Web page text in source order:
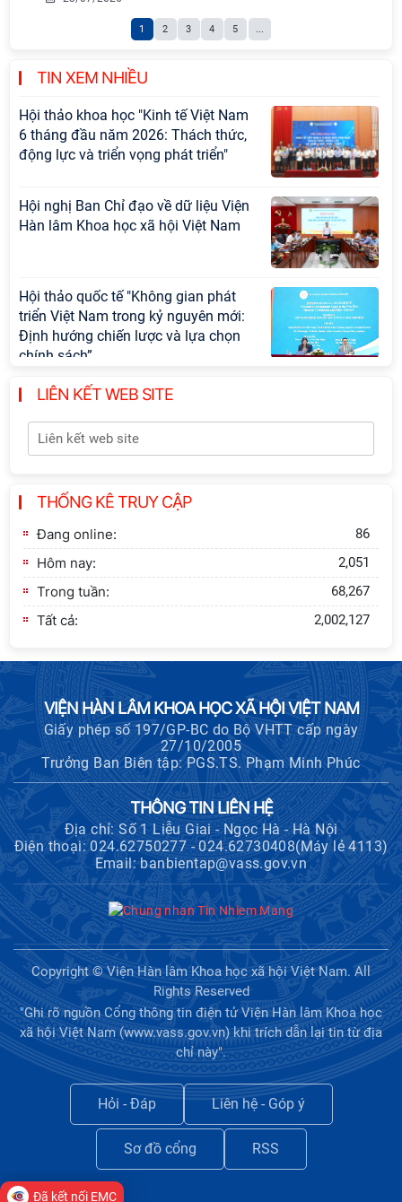
1 2 3 4 5 ...
TIN XEM NHIỀU
Khoa học xã hội Việt Nam làm việc
với Ban Chủ nhiệm các Chương trình
cấp Bộ
Hội thảo khoa học "Kinh tế Việt Nam
6 tháng đầu năm 2026: Thách thức,
động lực và triển vọng phát triển"
Hội nghị Ban Chỉ đạo về dữ liệu Viện
Hàn lâm Khoa học xã hội Việt Nam
Hội thảo quốc tế "Không gian phát
triển Việt Nam trong kỷ nguyên mới:
Định hướng chiến lược và lựa chọn
chính sách”
Khai quật công trường khai thác đá
Tôn
sinh đào tạo trình độ tiến sĩ đợt 1
LIÊN KẾT WEB SITE
THỐNG KÊ TRUY CẬP
Đang online: 86
Hôm nay: 2,051
Trong tuần: 68,267
Tất cả: 2,002,127
VIỆN HÀN LÂM KHOA HỌC XÃ HỘI VIỆT NAM
Giấy phép số 197/GP-BC do Bộ VHTT cấp ngày
27/10/2005
Trưởng Ban Biên tập: PGS.TS. Phạm Minh Phúc
THÔNG TIN LIÊN HỆ
Địa chỉ: Số 1 Liễu Giai - Ngọc Hà - Hà Nội
Điện thoại: 024.62750277 - 024.62730408(Máy lẻ 4113)
Email: banbientap@vass.gov.vn
Copyright © Viện Hàn lâm Khoa học xã hội Việt Nam. All
Rights Reserved
"Ghi rõ nguồn Cổng thông tin điện tử Viện Hàn lâm Khoa học
xã hội Việt Nam (www.vass.gov.vn) khi trích dẫn lại tin từ địa
chỉ này".
Hỏi - Đáp Liên hệ - Góp ý
Sơ đồ cổng RSS
Đã kết nối EMC